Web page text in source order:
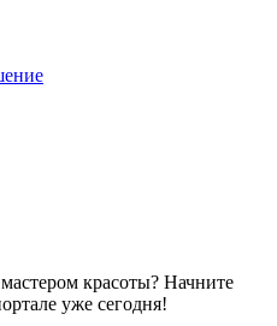
красоты? Начните
уже сегодня!